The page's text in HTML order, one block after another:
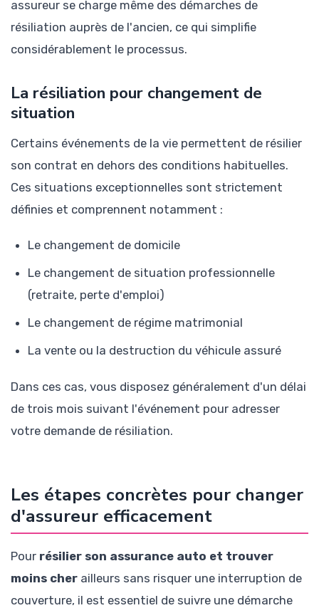
assureur se charge même des démarches de
résiliation auprès de l'ancien, ce qui simplifie
considérablement le processus.
La résiliation pour changement de
situation
Certains événements de la vie permettent de résilier
son contrat en dehors des conditions habituelles.
Ces situations exceptionnelles sont strictement
définies et comprennent notamment :
Le changement de domicile
Le changement de situation professionnelle
(retraite, perte d'emploi)
Le changement de régime matrimonial
La vente ou la destruction du véhicule assuré
Dans ces cas, vous disposez généralement d'un délai
de trois mois suivant l'événement pour adresser
votre demande de résiliation.
Les étapes concrètes pour changer
d'assureur efficacement
Pour résilier son assurance auto et trouver
moins cher ailleurs sans risquer une interruption de
couverture, il est essentiel de suivre une démarche